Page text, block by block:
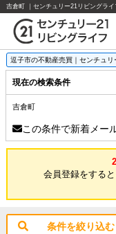
吉倉町 ｜センチュリー21リビングライ
逗子市の不動産売買｜センチュ
現在の検索条件
吉倉町
この条件で新着メー
会員登録をする
条件を絞り込む